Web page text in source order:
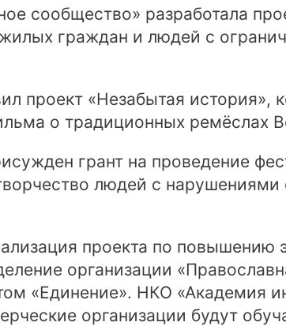
сообщество» разработала
граждан и людей с
проект «Незабытая история»,
о традиционных ремёслах
грант на проведение
людей с
проекта по повышению
организации
«Единение». НКО «Академия
организации будут